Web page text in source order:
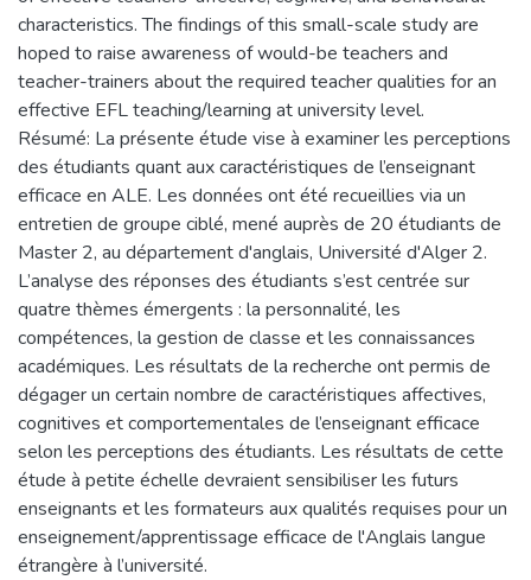
characteristics. The findings of this small-scale study are
hoped to raise awareness of would-be teachers and
teacher-trainers about the required teacher qualities for an
effective EFL teaching/learning at university level.
Résumé: La présente étude vise à examiner les perceptions
des étudiants quant aux caractéristiques de l’enseignant
efficace en ALE. Les données ont été recueillies via un
entretien de groupe ciblé, mené auprès de 20 étudiants de
Master 2, au département d'anglais, Université d'Alger 2.
L’analyse des réponses des étudiants s’est centrée sur
quatre thèmes émergents : la personnalité, les
compétences, la gestion de classe et les connaissances
académiques. Les résultats de la recherche ont permis de
dégager un certain nombre de caractéristiques affectives,
cognitives et comportementales de l’enseignant efficace
selon les perceptions des étudiants. Les résultats de cette
étude à petite échelle devraient sensibiliser les futurs
enseignants et les formateurs aux qualités requises pour un
enseignement/apprentissage efficace de l'Anglais langue
étrangère à l’université.